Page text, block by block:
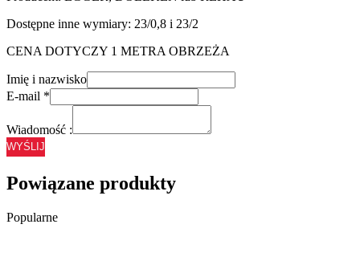
Dostępne inne wymiary: 23/0,8 i 23/2
CENA DOTYCZY 1 METRA OBRZEŻA
Imię i nazwisko
E-mail *
Wiadomość :
WYŚLIJ
Powiązane produkty
Popularne